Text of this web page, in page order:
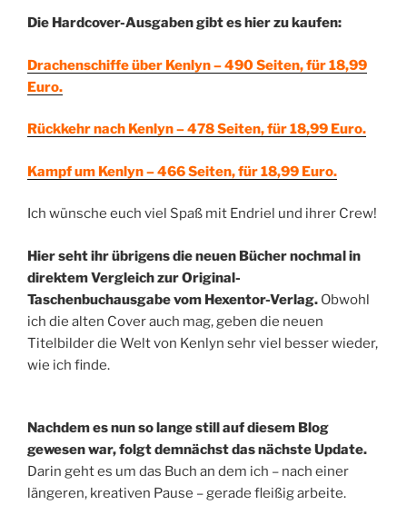
Die Hardcover-Ausgaben gibt es hier zu kaufen:
Drachenschiffe über Kenlyn – 490 Seiten, für 18,99
Euro.
Rückkehr nach Kenlyn – 478 Seiten, für 18,99 Euro.
Kampf um Kenlyn – 466 Seiten, für 18,99 Euro.
Ich wünsche euch viel Spaß mit Endriel und ihrer Crew!
Hier seht ihr übrigens die neuen Bücher nochmal in
direktem Vergleich zur Original-
Taschenbuchausgabe vom Hexentor-Verlag. Obwohl
ich die alten Cover auch mag, geben die neuen
Titelbilder die Welt von Kenlyn sehr viel besser wieder,
wie ich finde.
Nachdem es nun so lange still auf diesem Blog
gewesen war, folgt demnächst das nächste Update.
Darin geht es um das Buch an dem ich – nach einer
längeren, kreativen Pause – gerade fleißig arbeite.